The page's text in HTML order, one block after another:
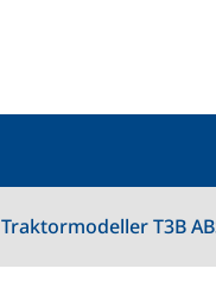
Traktormodeller T3B